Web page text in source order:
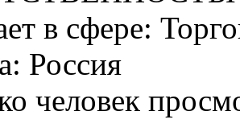
в сфере:
Россия
человек